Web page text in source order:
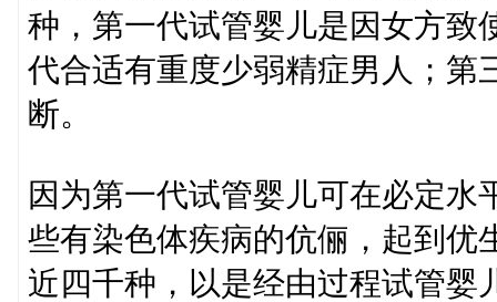
种，第一代试管婴儿是因女方致
代合适有重度少弱精症男人；第
断。
因为第一代试管婴儿可在必定
些有染色体疾病的伉俪，起到优
近四千种，以是经由过程试管婴